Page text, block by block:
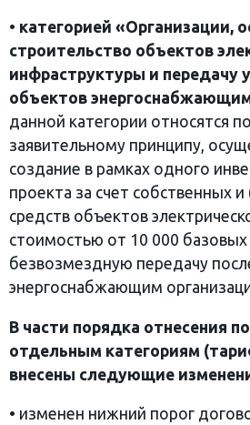
• категорией «Организации,
строительство объектов
инфраструктуры и передачу
объектов
данной категории относятся
заявительному принципу,
создание в рамках одного
проекта за счет собственных
средств объектов
стоимостью от 10 000 базовых
безвозмездную передачу
энергоснабжающим
В части порядка отнесения
отдельным категориям
внесены следующие
• изменен нижний порог